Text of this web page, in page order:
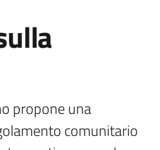
propone una
comunitario